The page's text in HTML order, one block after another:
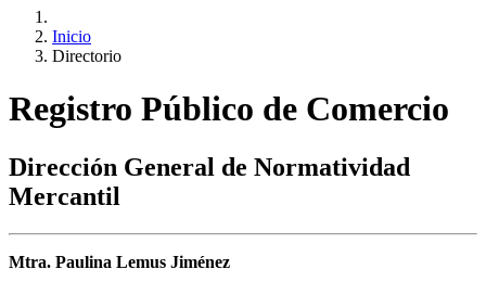
Inicio
Directorio
Registro Público de Comercio
Dirección General de Normatividad
Mercantil
Mtra. Paulina Lemus Jiménez